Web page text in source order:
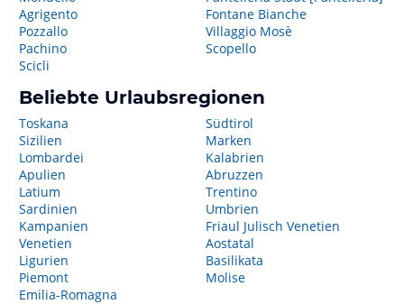
Agrigento
Pozzallo
Pachino
Scicli
Fontane Bianche
Villaggio Mosè
Scopello
Beliebte Urlaubsregionen
Toskana
Sizilien
Lombardei
Apulien
Latium
Sardinien
Kampanien
Venetien
Ligurien
Piemont
Emilia-Romagna
Südtirol
Marken
Kalabrien
Abruzzen
Trentino
Umbrien
Friaul Julisch Venetien
Aostatal
Basilikata
Molise